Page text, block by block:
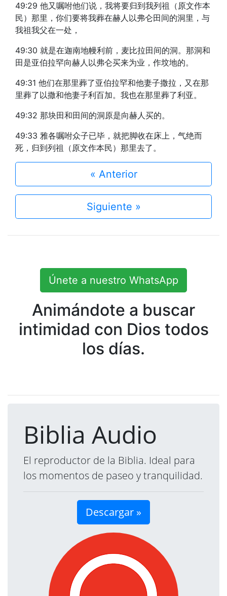
49:29 他又嘱咐他们说，我将要归到我列祖（原文作本
民）那里，你们要将我葬在赫人以弗仑田间的洞里，与
我祖我父在一处，
49:30 就是在迦南地幔利前，麦比拉田间的洞。那洞和
田是亚伯拉罕向赫人以弗仑买来为业，作坟地的。
49:31 他们在那里葬了亚伯拉罕和他妻子撒拉，又在那
里葬了以撒和他妻子利百加。我也在那里葬了利亚。
49:32 那块田和田间的洞原是向赫人买的。
49:33 雅各嘱咐众子已毕，就把脚收在床上，气绝而
死，归到列祖（原文作本民）那里去了。
« Anterior
Siguiente »
Únete a nuestro WhatsApp
Animándote a buscar
intimidad con Dios todos
los días.
Biblia Audio
El reproductor de la Biblia. Ideal para
los momentos de paseo y tranquilidad.
Descargar »